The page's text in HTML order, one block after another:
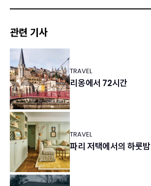
관련 기사
TRAVEL
리옹에서 72시간
TRAVEL
파리 저택에서의 하룻밤